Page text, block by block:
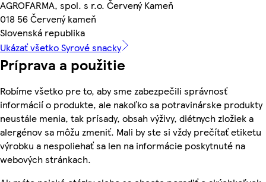
AGROFARMA, spol. s r.o. Červený Kameň
018 56 Červený kameň
Slovenská republika
Ukázať všetko Syrové snacky
Príprava a použitie
Robíme všetko pre to, aby sme zabezpečili správnosť
informácií o produkte, ale nakoľko sa potravinárske produkty
neustále menia, tak prísady, obsah výživy, diétnych zložiek a
alergénov sa môžu zmeniť. Mali by ste si vždy prečítať etiketu
výrobku a nespoliehať sa len na informácie poskytnuté na
webových stránkach.